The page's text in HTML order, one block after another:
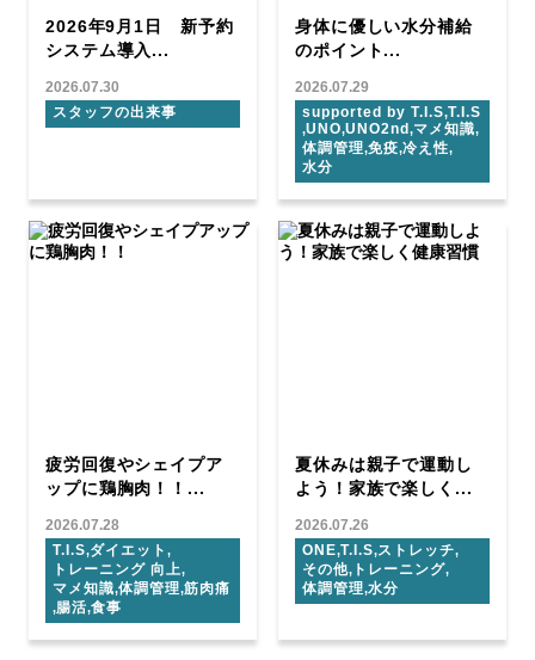
2026年9月1日 新予約
システム導入...
2026.07.30
スタッフの出来事
身体に優しい水分補給
のポイント...
2026.07.29
supported by T.I.S,T.I.S
,UNO,UNO2nd ,マメ知識,
体調管理,免疫,冷え性,
水分
疲労回復やシェイプア
ップに鶏胸肉！！...
2026.07.28
T.I.S,ダイエット ,
トレーニング 向上,
マメ知識,体調管理,筋肉痛
,腸活,食事
夏休みは親子で運動し
よう！家族で楽しく...
2026.07.26
ONE,T.I.S,ストレッチ,
その他,トレーニング,
体調管理,水分